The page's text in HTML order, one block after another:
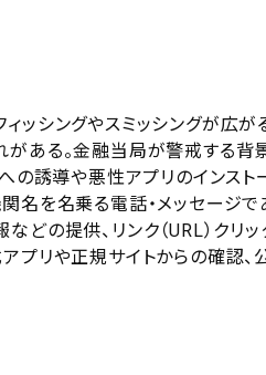
ッシングやスミッシングが広が
ある。金融当局が警戒する背
への誘導や悪性アプリのインス
名を名乗る電話・メッセージで
の提供、リンク（URL）クリ
プリや正規サイトからの確認